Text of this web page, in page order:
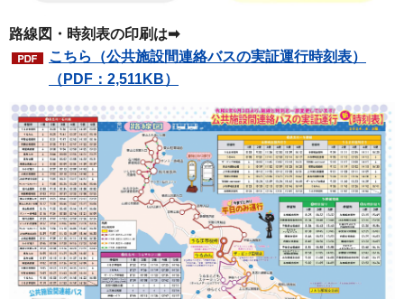
路線図・時刻表の印刷は➡
こちら（公共施設間連絡バスの実証運行時刻表）
（PDF：2,511KB）